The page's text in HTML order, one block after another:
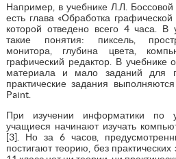
Например, в учебнике Л.Л.
есть глава «Обработка
которой отведено всего 4 часа. В
такие понятия: пиксель,
монитора, глубина цвета,
графический редактор. В учебнике
материала и мало заданий для
практические задания
Paint.
При изучении информатики по
учащиеся начинают изучать
[3]. Но за 6 часов,
постигают теорию, без